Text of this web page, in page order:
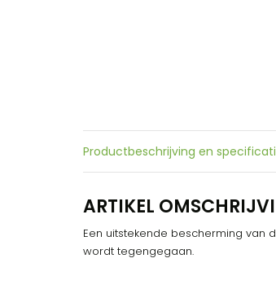
Productbeschrijving en
ARTIKEL
Een uitstekende bescherming van
wordt tegengegaan.